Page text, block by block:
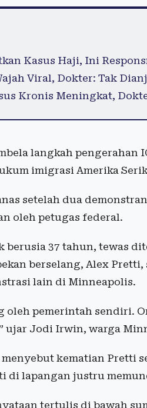
Kasus Haji, Ini
Viral, Dokter: Tak
Kronis Meningkat,
langkah pengerahan
imigrasi Amerika
setelah dua
oleh petugas federal.
berusia 37 tahun, tewas
berselang, Alex
lain di Minneapolis.
oleh pemerintah sendiri.
ujar Jodi Irwin, warga
kematian Pretti
di lapangan justru
tertulis di bawah